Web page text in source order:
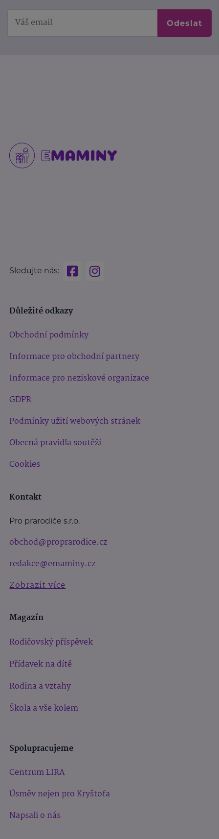
Odeslat
Sledujte nás:
Důležité odkazy
Obchodní podmínky
Informace pro obchodní partnery
Informace pro neziskové organizace
GDPR
Podmínky užití webových stránek
Obecná pravidla soutěží
Cookies
Kontakt
Pro prarodiče s.r.o.
obchod@proprarodice.cz
redakce@emaminy.cz
Zobrazit více
Magazín
Rodičovský příspěvek
Přídavek na dítě
Rodina a vztahy
Škola a vše kolem
Spolupracujeme
Centrum LIRA
Úsměv nejen pro Kryštofa
Napsali o nás